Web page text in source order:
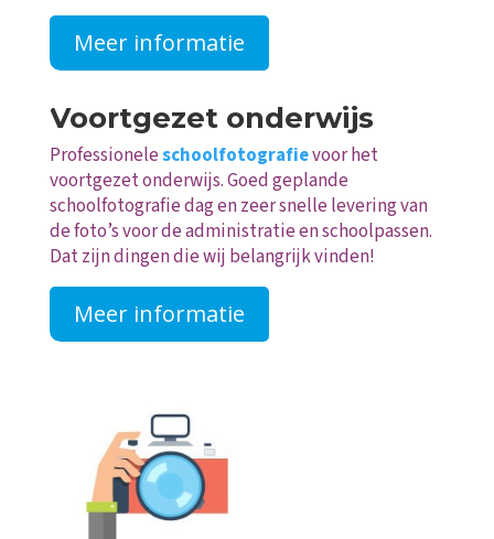
Meer informatie
Voortgezet onderwijs
Professioneleschoolfotografievoor het
voortgezet onderwijs. Goed geplande
schoolfotografie dag en zeer snelle levering van
de foto’s voor de administratie en schoolpassen.
Dat zijn dingen die wij belangrijk vinden!
Meer informatie